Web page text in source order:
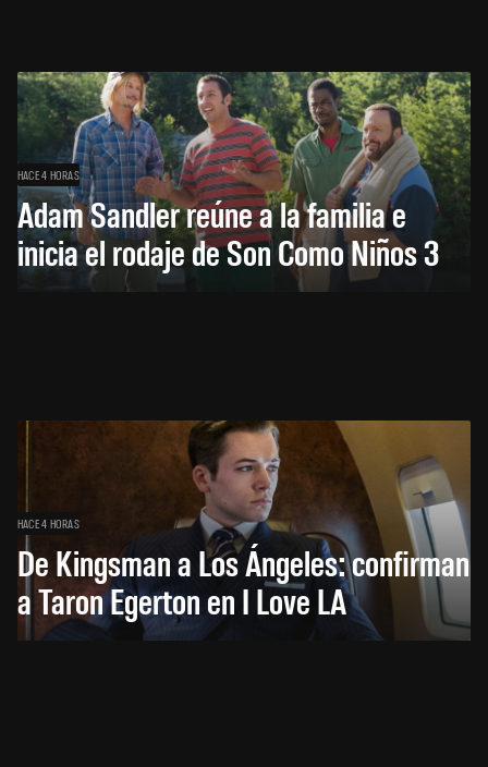
HACE 4 HORAS
Adam Sandler reúne a la familia e
inicia el rodaje de Son Como Niños 3
HACE 4 HORAS
De Kingsman a Los Ángeles: confirman
a Taron Egerton en I Love LA